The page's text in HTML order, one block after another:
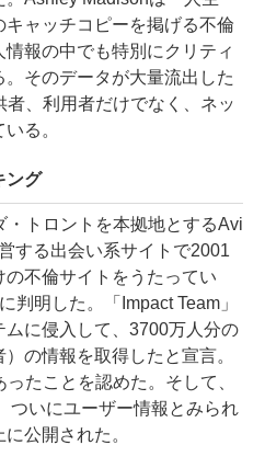
ャッチコピーを掲げる不倫
報の中でも特別にクリティ
そのデータが大量流出した
、利用者だけでなく、ネッ
る。
ング
トロントを本拠地とするAvi
する出会い系サイトで2001
不倫サイトをうたってい
判明した。「Impact Team」
に侵入して、3700万人分の
の情報を取得したと宣言。
たことを認めた。そして、
ついにユーザー情報とみられ
公開された。